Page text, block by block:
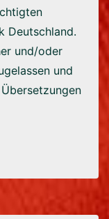
Deutschland.
und/oder
und